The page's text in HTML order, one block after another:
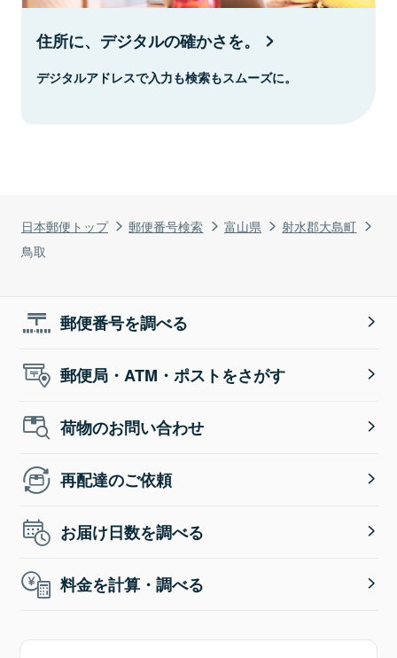
日本郵便トップ 郵便番号検索 富山県
射水郡大島町
鳥取
住所に、デジタルの確かさを。
デジタルアドレスで入力も検索もスムーズに。
郵便番号を調べる
郵便局・ATM・ポストをさがす
荷物のお問い合わせ
再配達のご依頼
お届け日数を調べる
料金を計算・調べる